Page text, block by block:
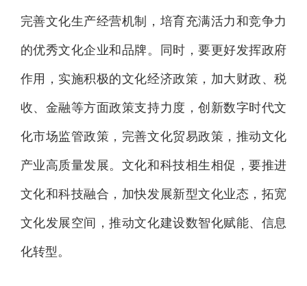
完善文化生产经营机制，培育充满活力和竞争力
的优秀文化企业和品牌。同时，要更好发挥政府
作用，实施积极的文化经济政策，加大财政、税
收、金融等方面政策支持力度，创新数字时代文
化市场监管政策，完善文化贸易政策，推动文化
产业高质量发展。文化和科技相生相促，要推进
文化和科技融合，加快发展新型文化业态，拓宽
文化发展空间，推动文化建设数智化赋能、信息
化转型。